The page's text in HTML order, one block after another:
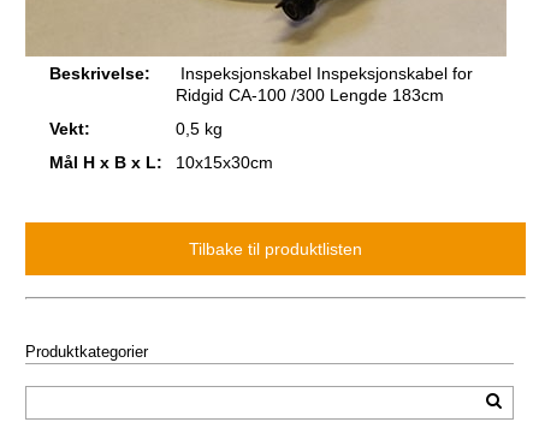
Beskrivelse:
Inspeksjonskabel Inspeksjonskabel for
Ridgid CA-100 /300 Lengde 183cm
Vekt:
0,5 kg
Mål H x B x L:
10x15x30cm
Produktkategorier